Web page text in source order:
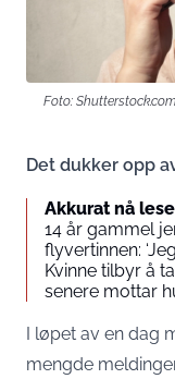
Foto: Shutterstock.com
Det dukker opp
Akkurat nå
14 år gammel
flyvertinnen:
Kvinne tilbyr å
senere mottar
I løpet av en dag
mengde